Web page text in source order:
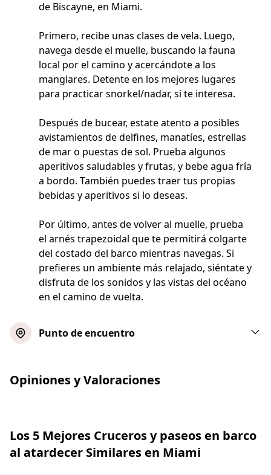
de Biscayne, en Miami.
Primero, recibe unas clases de vela. Luego,
navega desde el muelle, buscando la fauna
local por el camino y acercándote a los
manglares. Detente en los mejores lugares
para practicar snorkel/nadar, si te interesa.
Después de bucear, estate atento a posibles
avistamientos de delfines, manatíes, estrellas
de mar o puestas de sol. Prueba algunos
aperitivos saludables y frutas, y bebe agua fría
a bordo. También puedes traer tus propias
bebidas y aperitivos si lo deseas.
Por último, antes de volver al muelle, prueba
el arnés trapezoidal que te permitirá colgarte
del costado del barco mientras navegas. Si
prefieres un ambiente más relajado, siéntate y
disfruta de los sonidos y las vistas del océano
en el camino de vuelta.
Punto de encuentro
Opiniones y Valoraciones
Los 5 Mejores Cruceros y paseos en barco
al atardecer Similares en Miami